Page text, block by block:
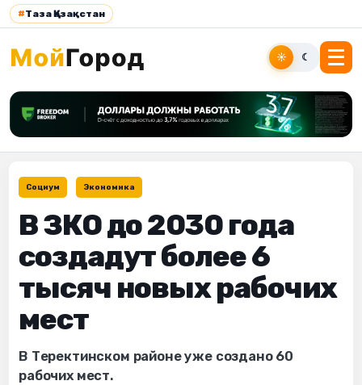
#Таза Қазақстан
☀ ☾
Социум Экономика
В ЗКО до 2030 года
создадут более 6
тысяч новых рабочих
мест
В Теректинском районе уже создано 60
рабочих мест.